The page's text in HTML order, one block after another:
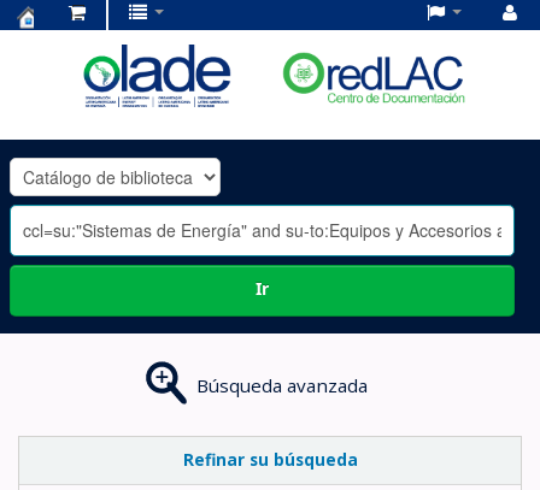
OLADE
-
Ir
Búsqueda avanzada
Refinar su búsqueda